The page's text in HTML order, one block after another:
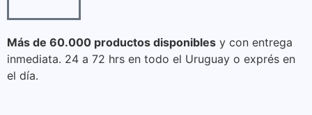
Más de 60.000 productos disponibles y con entrega
inmediata. 24 a 72 hrs en todo el Uruguay o exprés en
el día.